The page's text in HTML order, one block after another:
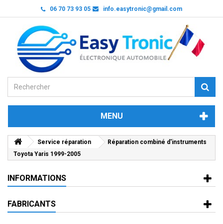
06 70 73 93 05 info.easytronic@gmail.com
MENU
Service réparation
Réparation combiné d'instruments
Toyota Yaris 1999-2005
INFORMATIONS
FABRICANTS